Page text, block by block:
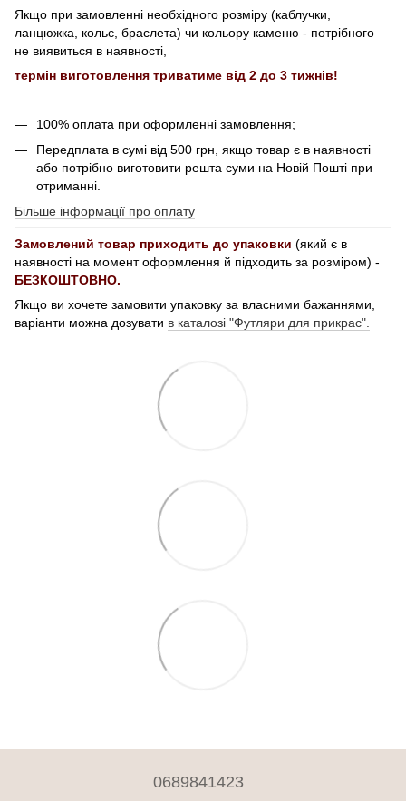
Якщо при замовленні необхідного розміру (каблучки,
ланцюжка, кольє, браслета) чи кольору каменю - потрібного
не виявиться в наявності,
термін виготовлення триватиме від 2 до 3 тижнів!
100% оплата при оформленні замовлення;
Передплата в сумі від 500 грн, якщо товар є в наявності
або потрібно виготовити решта суми на Новій Пошті при
отриманні.
Більше інформації про оплату
Замовлений товар приходить до упаковки (який є в
наявності на момент оформлення й підходить за розміром) -
БЕЗКОШТОВНО.
Якщо ви хочете замовити упаковку за власними бажаннями,
варіанти можна дозувати в каталозі "Футляри для прикрас".
0689841423